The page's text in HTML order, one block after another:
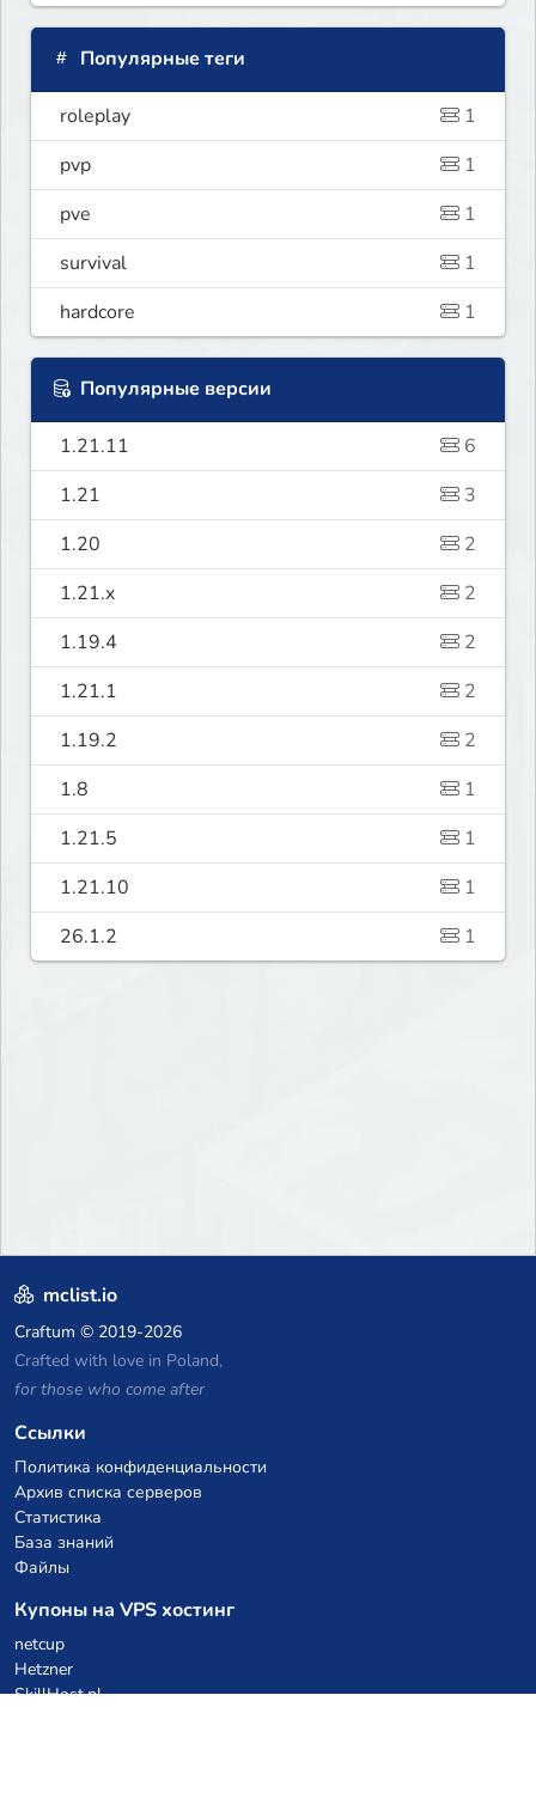
Популярные теги
roleplay
1
pvp
1
pve
1
survival
1
hardcore
1
Популярные версии
1.21.11
6
1.21
3
1.20
2
1.21.x
2
1.19.4
2
1.21.1
2
1.19.2
2
1.8
1
1.21.5
1
1.21.10
1
26.1.2
1
mclist.io
Craftum © 2019-2026
Crafted with love in Poland,
for those who come after
Ссылки
Политика конфиденциальности
Архив списка серверов
Статистика
База знаний
Файлы
Купоны на VPS хостинг
netcup
Hetzner
SkillHost.pl